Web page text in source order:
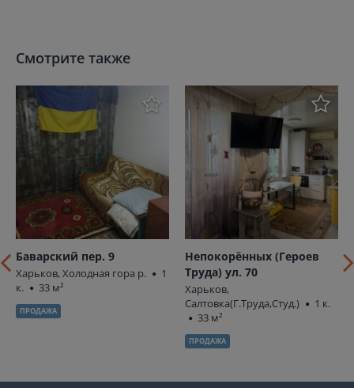
Смотрите также
Баварский пер. 9
Харьков, Холодная гора р.
1
к.
33 м²
ПРОДАЖА
Непокорённых (Героев
Труда) ул. 70
Харьков,
Салтовка(Г.Труда,Студ.)
1 к.
33 м²
ПРОДАЖА